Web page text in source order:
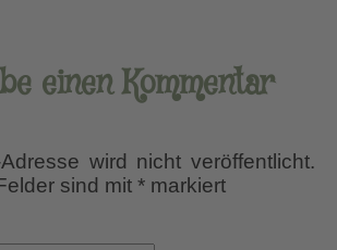
einen Kommentar
wird nicht veröffentlicht.
sind mit * markiert